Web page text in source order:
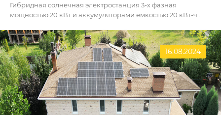
Гибридная солнечная электростанция 3-х фазная
мощностью 20 кВт и аккумуляторами емкостью 20 кВт-ч..
16.08.2024